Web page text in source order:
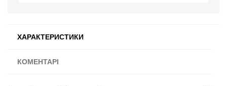
ХАРАКТЕРИСТИКИ
КОМЕНТАРІ